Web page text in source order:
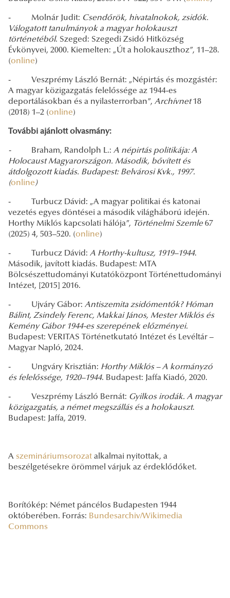
- Molnár Judit: Csendőrök, hivatalnokok, zsidók.
Válogatott tanulmányok a magyar holokauszt
történetéből. Szeged: Szegedi Zsidó Hitközség
Évkönyvei, 2000. Kiemelten: „Út a holokauszthoz”, 11–28.
(online)
- Veszprémy László Bernát: „Népirtás és mozgástér:
A magyar közigazgatás felelőssége az 1944-es
deportálásokban és a nyilasterrorban”, Archívnet18
(2018) 1–2 (online)
További ajánlott olvasmány:
- Braham, Randolph L.: A népirtás politikája: A
Holocaust Magyarországon. Második, bővített és
átdolgozott kiadás. Budapest: Belvárosi Kvk., 1997.
(online)
- Turbucz Dávid: „A magyar politikai és katonai
vezetés egyes döntései a második világháború idején.
Horthy Miklós kapcsolati hálója”, Történelmi Szemle67
(2025) 4, 503–520. (online)
- Turbucz Dávid: A Horthy-kultusz, 1919–1944.
Második, javított kiadás. Budapest: MTA
Bölcsészettudományi Kutatóközpont Történettudományi
Intézet, [2015] 2016.
- Ujváry Gábor: Antiszemita zsidómentők? Hóman
Bálint, Zsindely Ferenc, Makkai János, Mester Miklós és
Kemény Gábor 1944-es szerepének előzményei.
Budapest: VERITAS Történetkutató Intézet és Levéltár –
Magyar Napló, 2024.
- Ungváry Krisztián: Horthy Miklós – A kormányzó
és felelőssége, 1920–1944. Budapest: Jaffa Kiadó, 2020.
- Veszprémy László Bernát: Gyilkos irodák. A magyar
közigazgatás, a német megszállás és a holokauszt.
Budapest: Jaffa, 2019.
A szemináriumsorozat alkalmai nyitottak, a
beszélgetésekre örömmel várjuk az érdeklődőket.
Borítókép: Német páncélos Budapesten 1944
októberében. Forrás: Bundesarchiv/Wikimedia
Commons